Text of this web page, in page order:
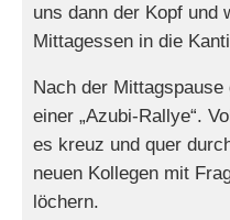
uns dann der Kopf und
Mittagessen in die
Nach der
einer „Azubi-Rallye“.
es kreuz und quer
neuen Kollegen mit
löchern.